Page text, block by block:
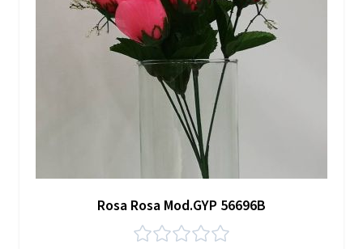
Rosa Rosa Mod.GYP 56696B